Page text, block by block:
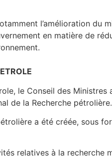
l’amélioration
en matière de
le Conseil des
de la Recherche pétrolière.
a été créée, sous
relatives à la recherche